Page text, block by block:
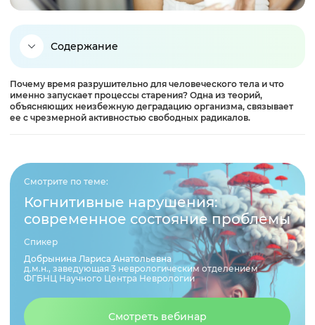
Содержание
Что такое свободные радикалы?
Свободные радикалы и старение
Защита от свободных радикалов
Краткие выводы
Список использованной литературы
Почему время разрушительно для человеческого тела и что
именно запускает процессы старения? Одна из теорий,
объясняющих неизбежную деградацию организма, связывает
ее с чрезмерной активностью свободных радикалов.
Смотрите по теме:
Когнитивные нарушения:
современное состояние проблемы
Спикер
Добрынина Лариса Анатольевна
д.м.н., заведующая 3 неврологическим отделением
ФГБНЦ Научного Центра Неврологии
Смотреть вебинар